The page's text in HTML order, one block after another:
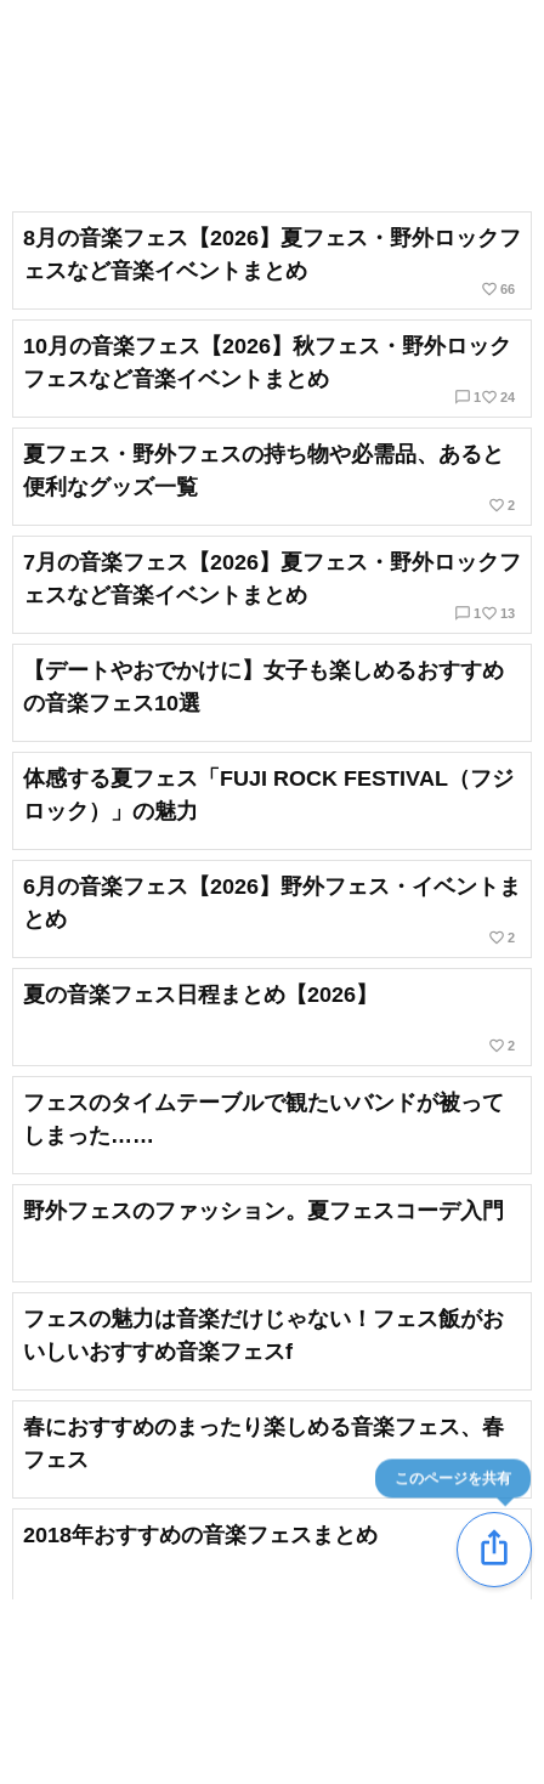
8月の音楽フェス【2026】夏フェス・野外ロックフ
ェスなど音楽イベントまとめ
favorite_border 66
10月の音楽フェス【2026】秋フェス・野外ロック
フェスなど音楽イベントまとめ
chat_bubble_outline 1 favorite_border 24
夏フェス・野外フェスの持ち物や必需品、あると
便利なグッズ一覧
favorite_border 2
7月の音楽フェス【2026】夏フェス・野外ロックフ
ェスなど音楽イベントまとめ
chat_bubble_outline 1 favorite_border 13
【デートやおでかけに】女子も楽しめるおすすめ
の音楽フェス10選
体感する夏フェス「FUJI ROCK FESTIVAL（フジ
ロック）」の魅力
6月の音楽フェス【2026】野外フェス・イベントま
とめ
favorite_border 2
夏の音楽フェス日程まとめ【2026】
favorite_border 2
フェスのタイムテーブルで観たいバンドが被って
しまった……
野外フェスのファッション。夏フェスコーデ入門
フェスの魅力は音楽だけじゃない！フェス飯がお
いしいおすすめ音楽フェスf
春におすすめのまったり楽しめる音楽フェス、春
フェス
2018年おすすめの音楽フェスまとめ ios_share
このページを共有